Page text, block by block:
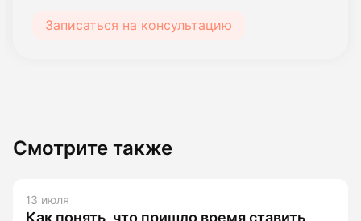
Записаться на консультацию
Смотрите также
13 июля